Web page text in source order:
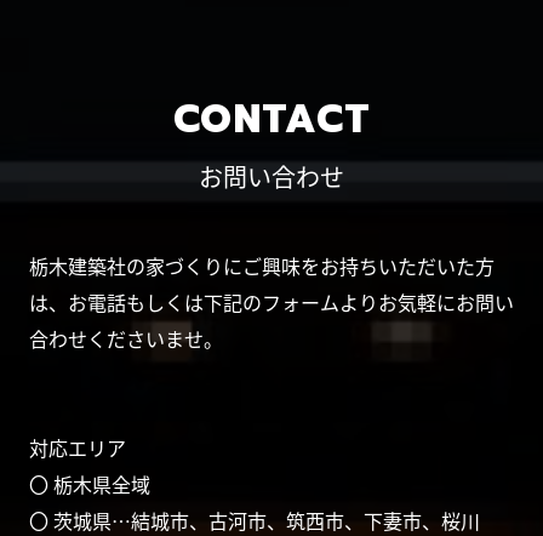
CONTACT
お問い合わせ
栃木建築社の家づくりにご興味をお持ちいただいた方
は、お電話もしくは下記のフォームよりお気軽にお問い
合わせくださいませ。
対応エリア
〇 栃木県全域
〇 茨城県…結城市、古河市、筑西市、下妻市、桜川